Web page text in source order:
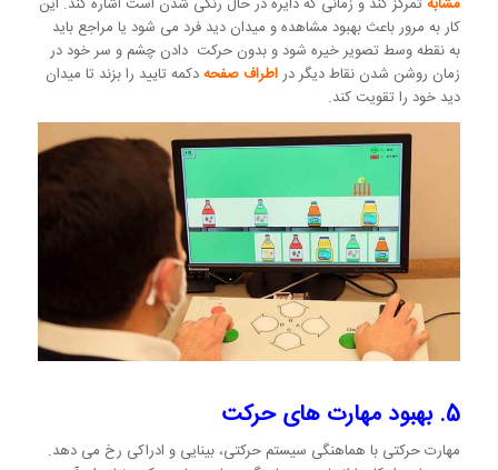
کار به مرور باعث بهبود مشاهده و میدان دید فرد می شود یا مراجع باید
به نقطه وسط تصویر خیره شود و بدون حرکت دادن چشم و سر خود در
زمان روشن شدن نقاط دیگر دراطراف صفحهدکمه تایید را بزند تا میدان
دید خود را تقویت کند.
5. بهبود مهارت های حرکت
مهارت حرکتی با هماهنگی سیستم حرکتی، بینایی و ادراکی رخ می دهد.